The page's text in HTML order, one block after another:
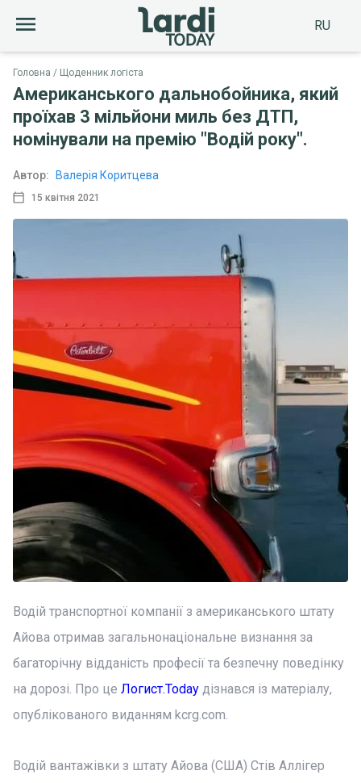
RU
Головна Щоденник логіста
Американського дальнобойника, який
проїхав 3 мільйони миль без ДТП,
номінували на премію "Водій року".
15 квітня 2021
Автор: Валерія Коритцева
Водій транспортної компанії з американського штату
Айова отримав загальнонаціональне визнання за
багаторічну відданість професії та безпечну поведінку
на дорозі. Про це Логист.Today дізнався із матеріалу,
опублікованого виданням kcrg.com.
Водій вантажівки з штату Айова (США) Стів Аллігер